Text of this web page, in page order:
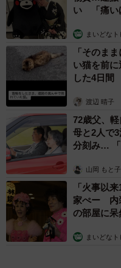
ングのよう。ここには岸
を強調し、恐ろしい目つ
くらいに怖くてリアリテ
ルコールが飲めない子ど
入れない店であり、しか
くくなる。しかしこの「
から店の存在を認知させ
に慣れていき、もう怖く
くれるのではないかとい
さらに、インパクトのあ
「酒ゴリラ」は、他の店
れが岸社長のもう一つの
しても活用し口コミを広
の筆者も友達と場所を確
い 「痛い
まいどなト
「そのま
い猫を前
した4日間
渡辺 晴子
72歳父、
母と2人で
分刻み… 「
山岡 もと子
「火事以
家ぺー 内
の部屋に呆
まいどなト